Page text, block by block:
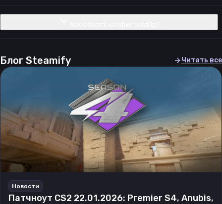
Блог Steamify Читать все
Новости
Патчноут CS2 22.01.2026: Premier S4, Anubis,